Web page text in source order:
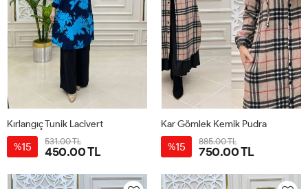
38-
42-
46-
50-
Kırlangıç Tunik Lacivert
%15 531.00 TL
450.00 TL
38-
42-
50-
Kar Gömlek Kemik Pudra
%15 885.00 TL
750.00 TL